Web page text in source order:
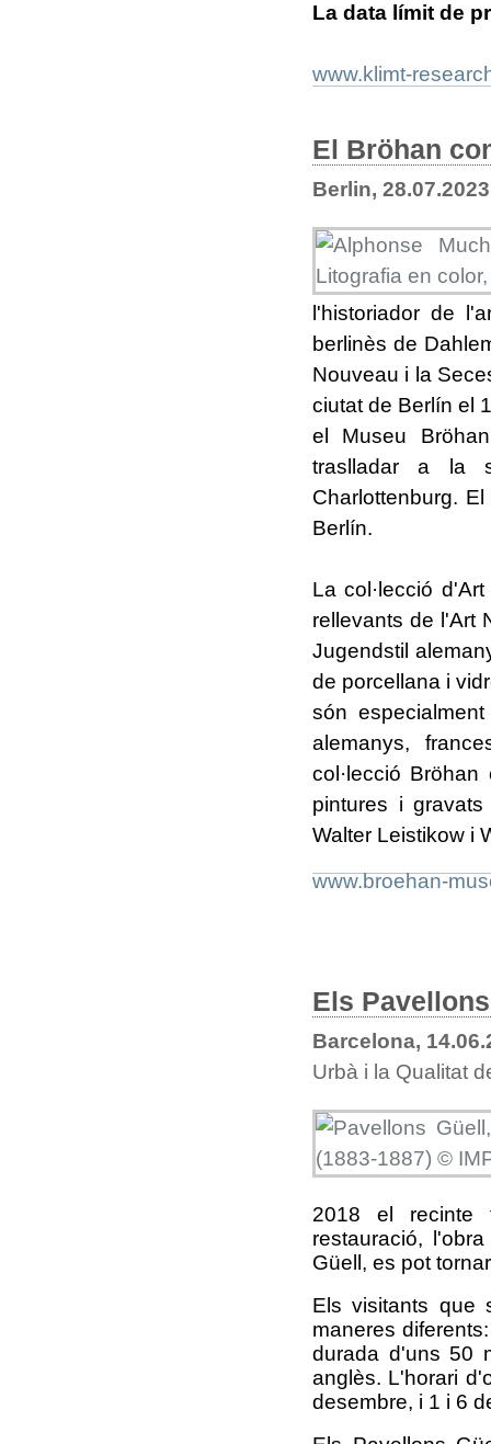
La data límit de
www.klimt-
El Bröhan
Berlin, 28.07.2023
l'historiador de
berlinès de
Nouveau i la
ciutat de Berlín el
el Museu
traslladar a la
Charlottenburg.
Berlín.
La col·lecció
rellevants de l'Art
Jugendstil
de porcellana i
són
alemanys,
col·lecció
pintures i
Walter Leistikow i
www.broehan-
Els
Barcelona,
Urbà i la Qualitat
2018 el recinte
restauració,
Güell, es pot
Els visitants que
maneres
durada d'uns 50
anglès. L'horari
desembre, i 1 i 6